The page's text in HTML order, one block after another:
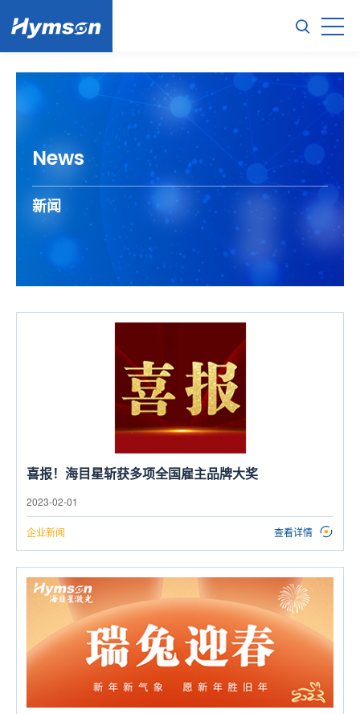
News
新闻
喜报！海目星斩获多项全国雇主品牌大奖
2023-02-01
企业新闻 查看详情